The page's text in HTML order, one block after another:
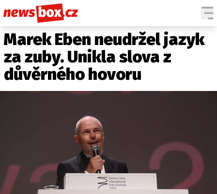
DOMÁCÍ
ZAHRANIČÍ
POČASÍ
KRIMI
ČESKÉ CELEBRITY
SVĚTOVÉ CELEBRITY
SLEDUJTE NÁS NA|
Marek Eben neudržel jazyk
za zuby. Unikla slova z
důvěrného hovoru